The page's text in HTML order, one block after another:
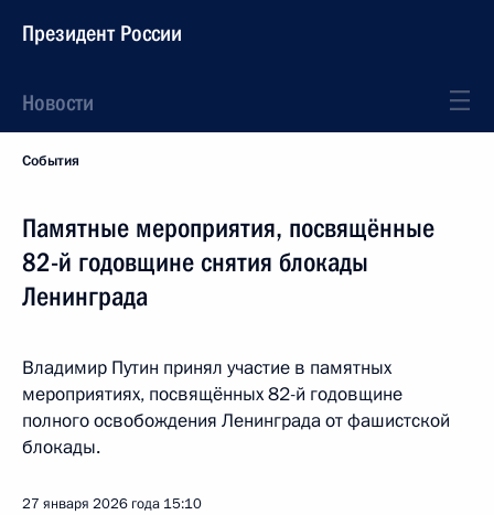
Президент России
Новости
События
Памятные мероприятия, посвящённые
82-й годовщине снятия блокады
Ленинграда
Владимир Путин принял участие в памятных
мероприятиях, посвящённых 82-й годовщине
полного освобождения Ленинграда от фашистской
блокады.
27 января 2026 года 15:10